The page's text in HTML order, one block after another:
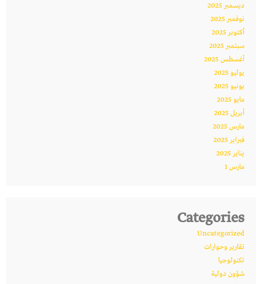
ديسمبر 2025
نوفمبر 2025
أكتوبر 2025
سبتمبر 2025
أغسطس 2025
يوليو 2025
يونيو 2025
مايو 2025
أبريل 2025
مارس 2025
فبراير 2025
يناير 2025
مارس 1
Categories
Uncategorized
تقارير وحوارات
تكنولوجيا
شؤون دولية